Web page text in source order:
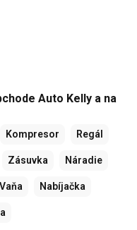
Auto Kelly a na
Kompresor Regál
Zásuvka Náradie
Vaňa Nabíjačka